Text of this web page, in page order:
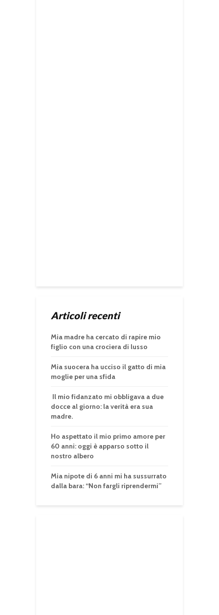
Articoli recenti
Mia madre ha cercato di rapire mio
figlio con una crociera di lusso
Mia suocera ha ucciso il gatto di mia
moglie per una sfida
Il mio fidanzato mi obbligava a due
docce al giorno: la verità era sua
madre.
Ho aspettato il mio primo amore per
60 anni: oggi è apparso sotto il
nostro albero
Mia nipote di 6 anni mi ha sussurrato
dalla bara: “Non fargli riprendermi”